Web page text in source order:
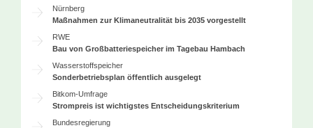
Nürnberg
Maßnahmen zur Klimaneutralität bis 2035 vorgestellt
RWE
Bau von Großbatteriespeicher im Tagebau Hambach
Wasserstoffspeicher
Sonderbetriebsplan öffentlich ausgelegt
Bitkom-Umfrage
Strompreis ist wichtigstes Entscheidungskriterium
Bundesregierung